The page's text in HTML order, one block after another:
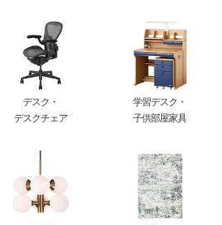
デスク・
デスクチェア
学習デスク・
子供部屋家具